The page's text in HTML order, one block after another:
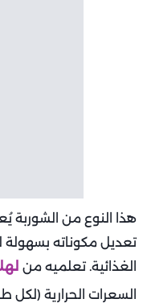
هذا النوع من الشوربة
تعديل مكوناته بسهولة
الغذائية. تعلميه من
السعرات الحرارية